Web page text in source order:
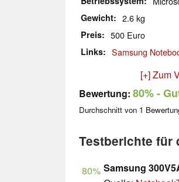
Gewicht 2.6 kg
Preis 500 Euro
Links Samsung
[+] Zum
Bewertung: 80%-
Durchschnitt von 1
Testberichte für
80% Samsung